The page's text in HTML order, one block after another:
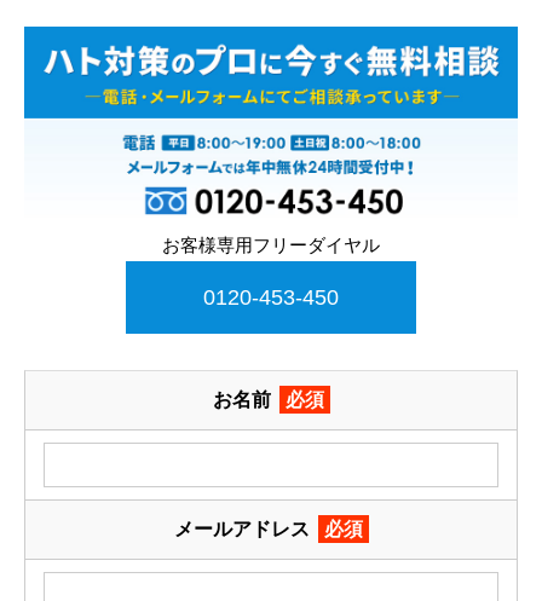
お客様専用フリーダイヤル
0120-453-450
お名前 必須
メールアドレス 必須